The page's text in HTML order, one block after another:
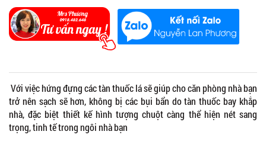
Với việc hứng đựng các tàn thuốc lá sẽ giúp cho căn phòng nhà bạn
trở nên sạch sẽ hơn, không bị các bụi bẩn do tàn thuốc bay khắp
nhà, đặc biệt thiết kế hình tượng chuột càng thể hiện nét sang
trọng, tinh tế trong ngôi nhà bạn